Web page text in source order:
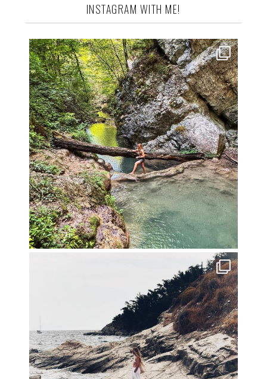
INSTAGRAM WITH ME!